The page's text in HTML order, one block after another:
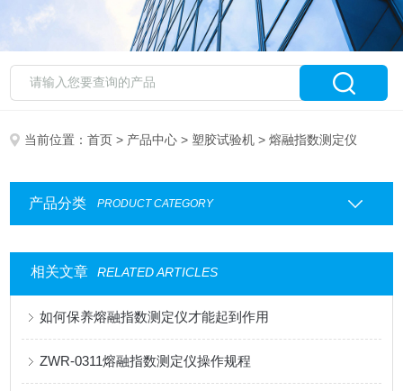
当前位置：首页 > 产品中心 > 塑胶试验机 > 熔融指数测定仪
产品分类 PRODUCT CATEGORY
相关文章 RELATED ARTICLES
如何保养熔融指数测定仪才能起到作用
ZWR-0311熔融指数测定仪操作规程